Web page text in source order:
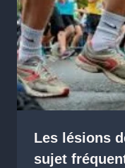
Les lésions
sujet